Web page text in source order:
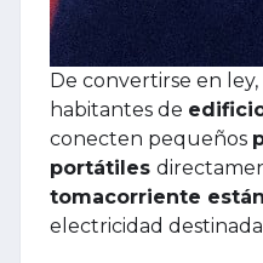
De convertirse en
habitantes de
conecten pequeños
portátiles
tomacorriente
electricidad